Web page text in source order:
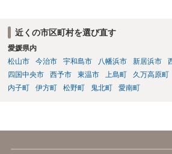
近くの市区町村を選び直す
愛媛県内
松山市
今治市 宇和島市 八幡浜市 新居浜市
四国中央市
西予市 東温市 上島町 久万高原町
内子町
伊方町 松野町 鬼北町 愛南町